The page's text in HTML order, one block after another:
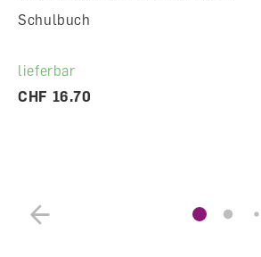
Schulbuch
lieferbar
CHF 16.70